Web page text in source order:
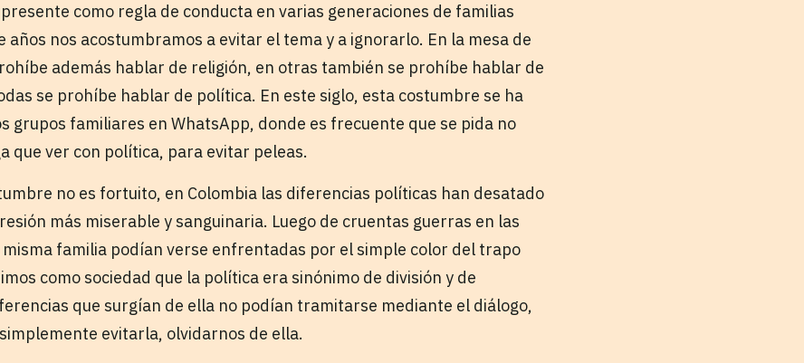
como regla de conducta en varias generaciones de familias
años nos acostumbramos a evitar el tema y a ignorarlo. En la mesa de
además hablar de religión, en otras también se prohíbe hablar de
se prohíbe hablar de política. En este siglo, esta costumbre se ha
grupos familiares en WhatsApp, donde es frecuente que se pida no
que ver con política, para evitar peleas.
no es fortuito, en Colombia las diferencias políticas han desatado
más miserable y sanguinaria. Luego de cruentas guerras en las
misma familia podían verse enfrentadas por el simple color del trapo
como sociedad que la política era sinónimo de división y de
que surgían de ella no podían tramitarse mediante el diálogo,
evitarla, olvidarnos de ella.